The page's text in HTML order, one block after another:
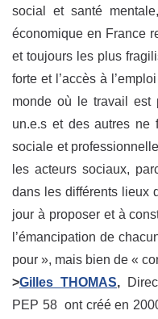
social et santé
économique en France
et toujours les plus
forte et l’accès à
monde où le travail
un.e.s et des autres ne
sociale et
les acteurs sociaux,
dans les différents lieux
jour à proposer et à
l’émancipation de
pour », mais bien de «
>Gilles THOMAS,
PEP 58 ont créé en